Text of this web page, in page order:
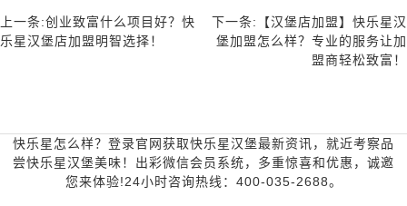
上一条:创业致富什么项目好？快
乐星汉堡店加盟明智选择！
下一条:【汉堡店加盟】快乐星汉
堡加盟怎么样？专业的服务让加
盟商轻松致富！
快乐星怎么样？登录官网获取快乐星汉堡最新资讯，就近考察品
尝快乐星汉堡美味！出彩微信会员系统，多重惊喜和优惠，诚邀
您来体验!24小时咨询热线：400-035-2688。